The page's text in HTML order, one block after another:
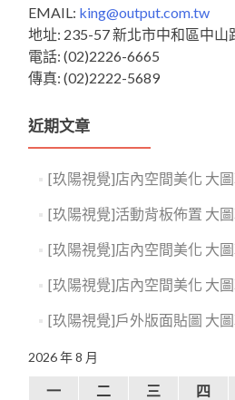
EMAIL: king@output.com.tw
地址: 235-57 新北市中和區中山
電話: (02)2226-6665
傳真: (02)2222-5689
近期文章
[玖陽視覺]店內空間美化 大
[玖陽視覺]活動背板佈置 大
[玖陽視覺]店內空間美化 大
[玖陽視覺]店內空間美化 大
[玖陽視覺]戶外版面貼圖 大
2026 年 8 月
一 二 三 四